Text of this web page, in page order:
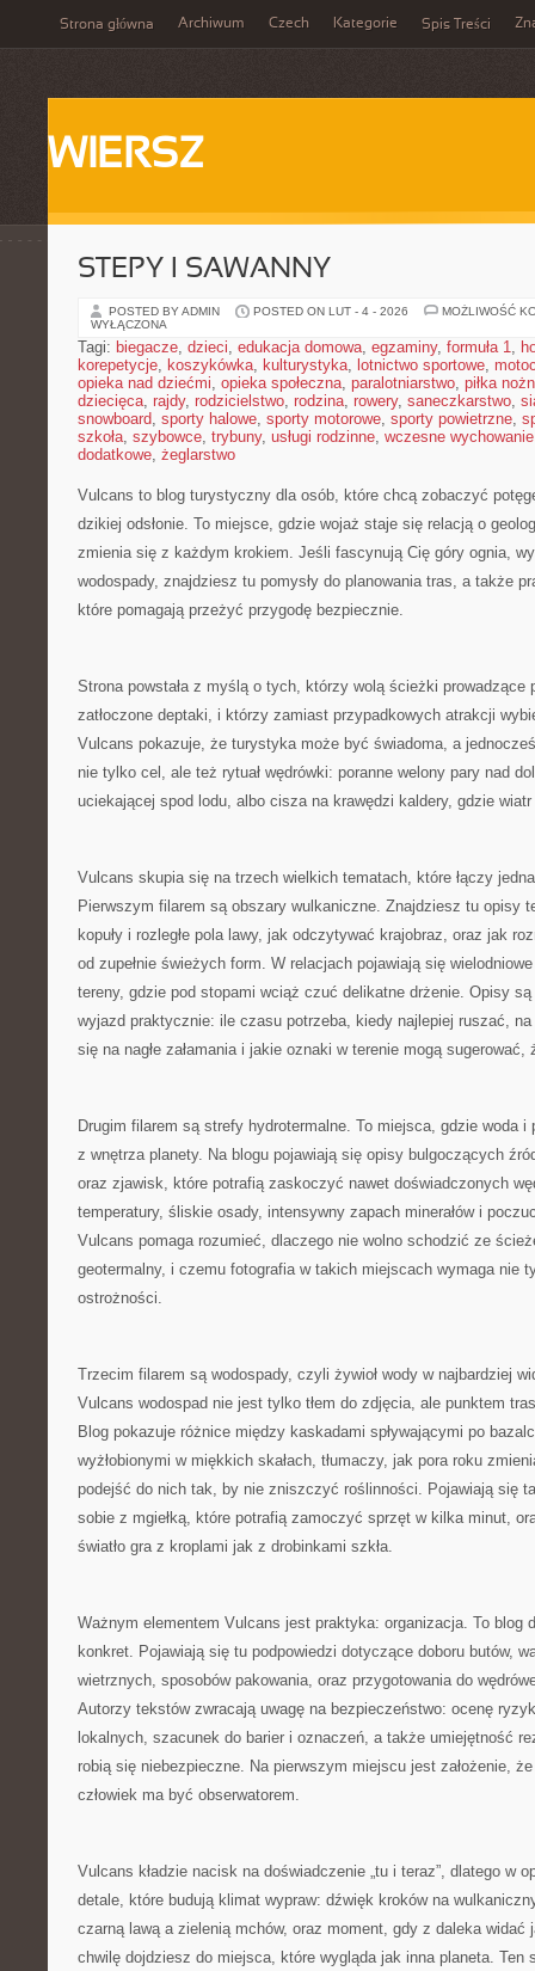
Strona główna Archiwum Czech Kategorie Spis Treści
WIERSZ
STEPY I SAWANNY
POSTED BY ADMIN POSTED ON LUT - 4 - 2026
MOŻLIWOŚĆ
WYŁĄCZONA
Tagi: biegacze, dzieci, edukacja domowa, egzaminy, formuła 1,
korepetycje, koszykówka, kulturystyka, lotnictwo sportowe,
opieka nad dziećmi, opieka społeczna, paralotniarstwo, piłka
dziecięca, rajdy, rodzicielstwo, rodzina, rowery, saneczkarstwo,
snowboard, sporty halowe, sporty motorowe, sporty powietrzne,
szkoła, szybowce, trybuny, usługi rodzinne, wczesne wychowanie
dodatkowe, żeglarstwo
Vulcans to blog turystyczny dla osób, które chcą zobaczyć
dzikiej odsłonie. To miejsce, gdzie wojaż staje się relacją o
zmienia się z każdym krokiem. Jeśli fascynują Cię góry ognia,
wodospady, znajdziesz tu pomysły do planowania tras, a także
które pomagają przeżyć przygodę bezpiecznie.
Strona powstała z myślą o tych, którzy wolą ścieżki prowadzące
zatłoczone deptaki, i którzy zamiast przypadkowych atrakcji
Vulcans pokazuje, że turystyka może być świadoma, a
nie tylko cel, ale też rytuał wędrówki: poranne welony pary nad
uciekającej spod lodu, albo cisza na krawędzi kaldery, gdzie
Vulcans skupia się na trzech wielkich tematach, które łączy
Pierwszym filarem są obszary wulkaniczne. Znajdziesz tu opisy
kopuły i rozległe pola lawy, jak odczytywać krajobraz, oraz jak
od zupełnie świeżych form. W relacjach pojawiają się
tereny, gdzie pod stopami wciąż czuć delikatne drżenie. Opisy
wyjazd praktycznie: ile czasu potrzeba, kiedy najlepiej ruszać,
się na nagłe załamania i jakie oznaki w terenie mogą
Drugim filarem są strefy hydrotermalne. To miejsca, gdzie woda i
z wnętrza planety. Na blogu pojawiają się opisy bulgoczących
oraz zjawisk, które potrafią zaskoczyć nawet doświadczonych
temperatury, śliskie osady, intensywny zapach minerałów i
Vulcans pomaga rozumieć, dlaczego nie wolno schodzić ze
geotermalny, i czemu fotografia w takich miejscach wymaga nie
ostrożności.
Trzecim filarem są wodospady, czyli żywioł wody w najbardziej
Vulcans wodospad nie jest tylko tłem do zdjęcia, ale punktem
Blog pokazuje różnice między kaskadami spływającymi po
wyżłobionymi w miękkich skałach, tłumaczy, jak pora roku
podejść do nich tak, by nie zniszczyć roślinności. Pojawiają się
sobie z mgiełką, które potrafią zamoczyć sprzęt w kilka minut,
światło gra z kroplami jak z drobinkami szkła.
Ważnym elementem Vulcans jest praktyka: organizacja. To blog
konkret. Pojawiają się tu podpowiedzi dotyczące doboru butów,
wietrznych, sposobów pakowania, oraz przygotowania do
Autorzy tekstów zwracają uwagę na bezpieczeństwo: ocenę
lokalnych, szacunek do barier i oznaczeń, a także umiejętność
robią się niebezpieczne. Na pierwszym miejscu jest założenie,
człowiek ma być obserwatorem.
Vulcans kładzie nacisk na doświadczenie „tu i teraz”, dlatego w
detale, które budują klimat wypraw: dźwięk kroków na
czarną lawą a zielenią mchów, oraz moment, gdy z daleka widać
chwilę dojdziesz do miejsca, które wygląda jak inna planeta. Ten